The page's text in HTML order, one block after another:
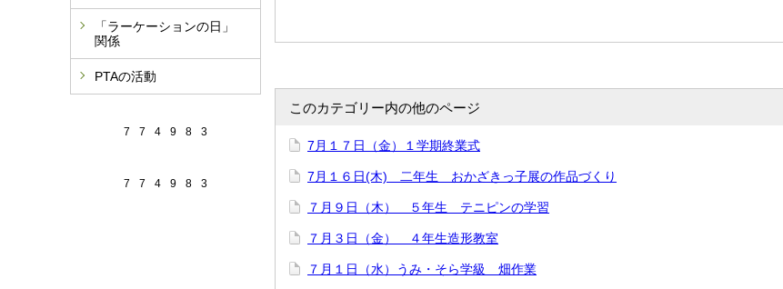
「ラーケーションの日」
関係
PTAの活動
7 7 4 9 8 3
7 7 4 9 8 3
このカテゴリー内の他のページ
7月１７日（金）１学期終業式
7月１６日(木) 二年生 おかざきっ子展の作品づくり
７月９日（木） ５年生 テニピンの学習
７月３日（金） ４年生造形教室
７月１日（水）うみ・そら学級 畑作業